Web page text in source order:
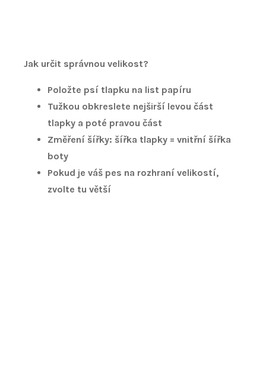
Jak určit správnou velikost?
Položte psí tlapku na list papíru
Tužkou obkreslete nejširší levou část
tlapky a poté pravou část
Změření šířky: šířka tlapky = vnitřní šířka
boty
Pokud je váš pes na rozhraní velikostí,
zvolte tu větší